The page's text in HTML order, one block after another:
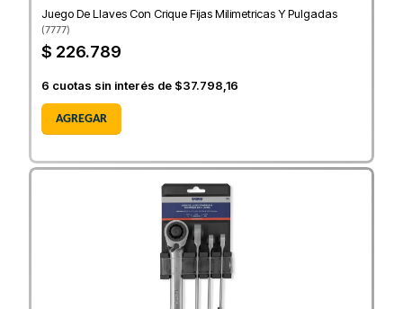
Juego De Llaves Con Crique Fijas Milimetricas Y Pulgadas
(7777)
$ 226.789
6 cuotas sin interés de $37.798,16
AGREGAR